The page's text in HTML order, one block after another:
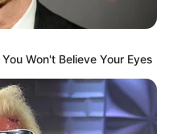
Won't Believe Your Eyes